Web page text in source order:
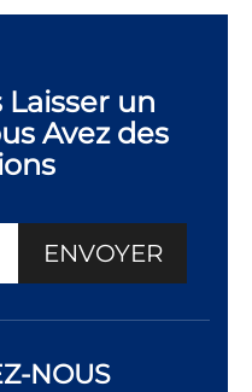
un
Avez des
ENVOYER
NOUS